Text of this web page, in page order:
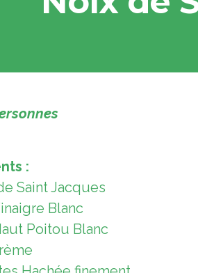
:
Saint Jacques
Blanc
Poitou Blanc